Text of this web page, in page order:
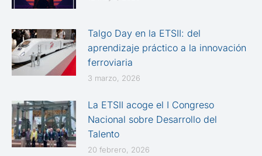
Talgo Day en la ETSII: del
aprendizaje práctico a la innovación
ferroviaria
3 marzo, 2026
La ETSII acoge el I Congreso
Nacional sobre Desarrollo del
Talento
20 febrero, 2026